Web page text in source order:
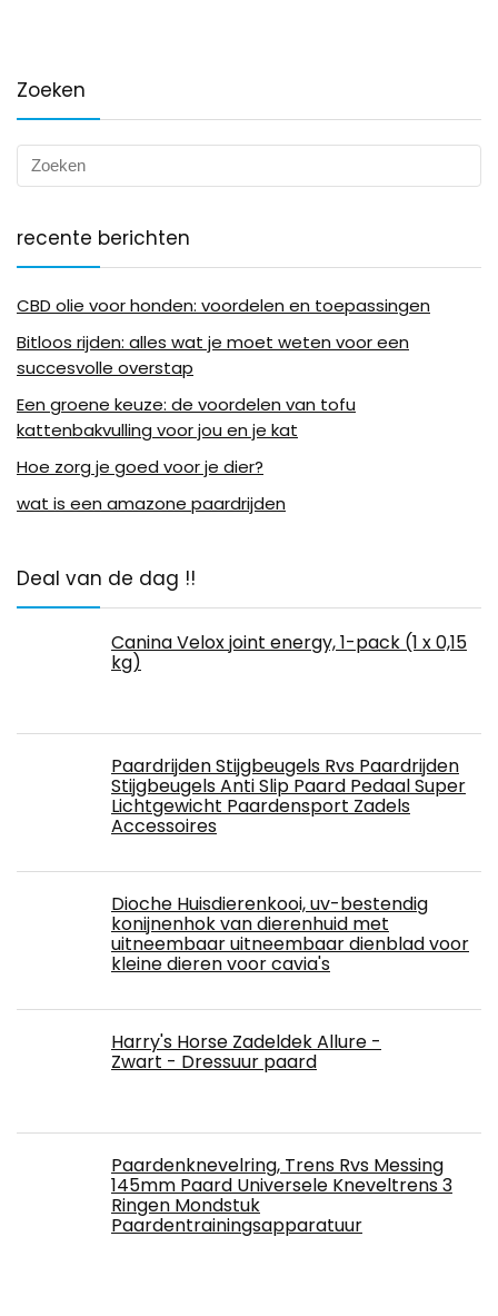
Zoeken
recente berichten
CBD olie voor honden: voordelen en toepassingen
Bitloos rijden: alles wat je moet weten voor een
succesvolle overstap
Een groene keuze: de voordelen van tofu
kattenbakvulling voor jou en je kat
Hoe zorg je goed voor je dier?
wat is een amazone paardrijden
Deal van de dag !!
Canina Velox joint energy, 1-pack (1 x 0,15
kg)
Paardrijden Stijgbeugels Rvs Paardrijden
Stijgbeugels Anti Slip Paard Pedaal Super
Lichtgewicht Paardensport Zadels
Accessoires
Dioche Huisdierenkooi, uv-bestendig
konijnenhok van dierenhuid met
uitneembaar uitneembaar dienblad voor
kleine dieren voor cavia's
Harry's Horse Zadeldek Allure -
Zwart - Dressuur paard
Paardenknevelring, Trens Rvs Messing
145mm Paard Universele Kneveltrens 3
Ringen Mondstuk
Paardentrainingsapparatuur